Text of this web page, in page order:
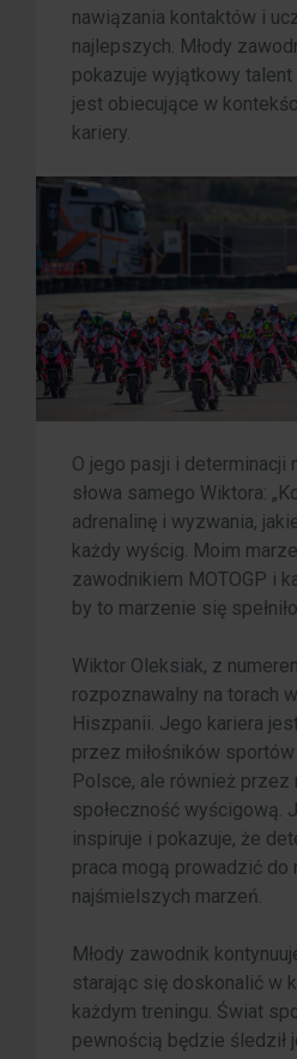
nawiązania kontaktów i
najlepszych. Młody
pokazuje wyjątkowy talent
jest obiecujące w
kariery.
O jego pasji i determinacji
słowa samego Wiktora:
adrenalinę i wyzwania,
każdy wyścig. Moim
zawodnikiem MOTOGP i
by to marzenie się
Wiktor Oleksiak, z
rozpoznawalny na torach
Hiszpanii. Jego kariera
przez miłośników
Polsce, ale również przez
społeczność wyścigową.
inspiruje i pokazuje, że
praca mogą prowadzić do
najśmielszych marzeń.
Młody zawodnik
starając się doskonalić w
każdym treningu. Świat
pewnością będzie śledził